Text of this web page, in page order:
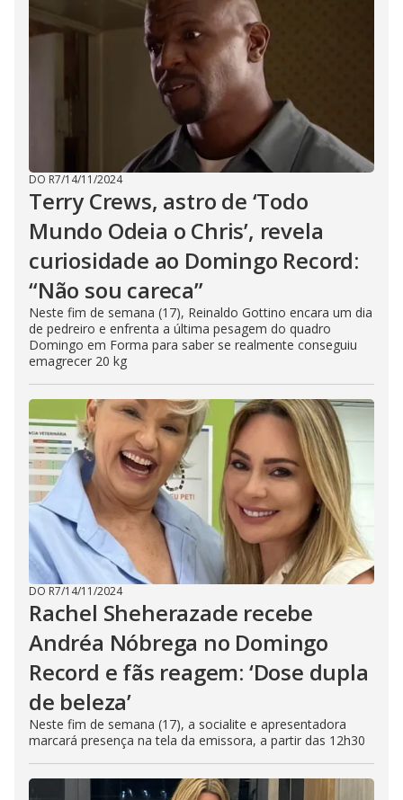
DO R7/14/11/2024
Terry Crews, astro de ‘Todo
Mundo Odeia o Chris’, revela
curiosidade ao Domingo Record:
“Não sou careca”
Neste fim de semana (17), Reinaldo Gottino encara um dia
de pedreiro e enfrenta a última pesagem do quadro
Domingo em Forma para saber se realmente conseguiu
emagrecer 20 kg
DO R7/14/11/2024
Rachel Sheherazade recebe
Andréa Nóbrega no Domingo
Record e fãs reagem: ‘Dose dupla
de beleza’
Neste fim de semana (17), a socialite e apresentadora
marcará presença na tela da emissora, a partir das 12h30